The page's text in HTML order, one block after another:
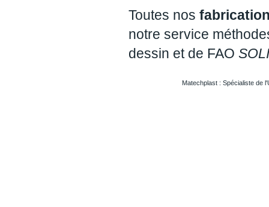
Toutes nos
notre service
dessin et de FAO
Matechplast : Spécialiste de